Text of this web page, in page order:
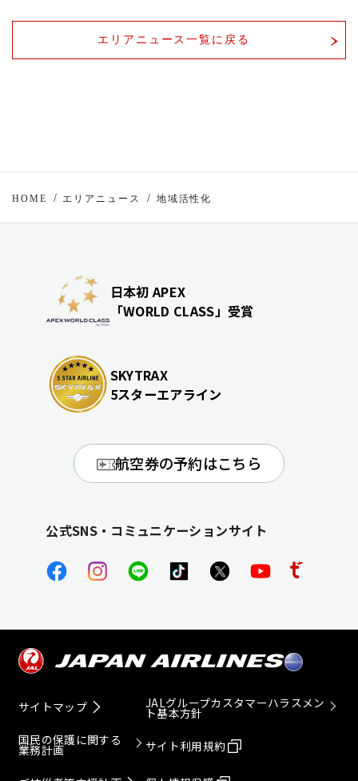
エリアニュース一覧に戻る
HOME エリアニュース 地域活性化
日本初 APEX
「WORLD CLASS」受賞
SKYTRAX
5スターエアライン
航空券の予約はこちら
公式SNS・コミュニケーションサイト
サイトマップ
国民の保護に関する
業務計画
JALグループカスタマーハラスメン
ト基本方針
サイト利用規約